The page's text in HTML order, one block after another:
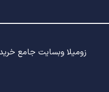
زومیلا وبسایت جامع